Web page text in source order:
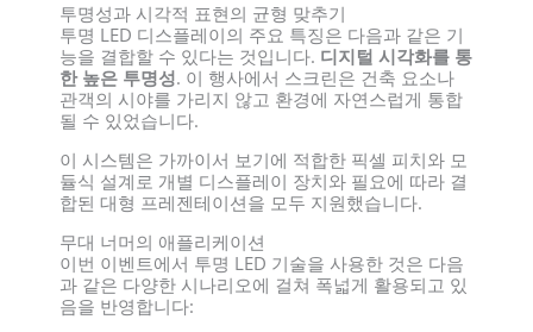
투명성과 시각적 표현의 균형 맞추기
투명 LED 디스플레이의 주요 특징은 다음과 같은 기
능을 결합할 수 있다는 것입니다. 디지털 시각화를 통
한 높은 투명성. 이 행사에서 스크린은 건축 요소나
관객의 시야를 가리지 않고 환경에 자연스럽게 통합
될 수 있었습니다.
이 시스템은 가까이서 보기에 적합한 픽셀 피치와 모
듈식 설계로 개별 디스플레이 장치와 필요에 따라 결
합된 대형 프레젠테이션을 모두 지원했습니다.
무대 너머의 애플리케이션
이번 이벤트에서 투명 LED 기술을 사용한 것은 다음
과 같은 다양한 시나리오에 걸쳐 폭넓게 활용되고 있
음을 반영합니다: